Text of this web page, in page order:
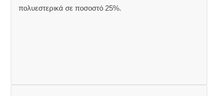
πολυεστερικά σε ποσοστό 25%.